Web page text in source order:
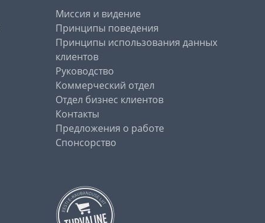
Миссия и видение
Принципы поведения
Принципы использования данных
клиентов
Руководство
Коммерческий отдел
Отдел бизнес клиентов
Контакты
Предложения о работе
Спонсорство